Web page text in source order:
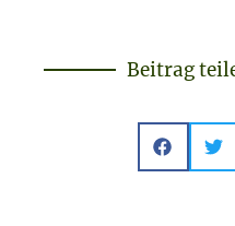
Beitrag